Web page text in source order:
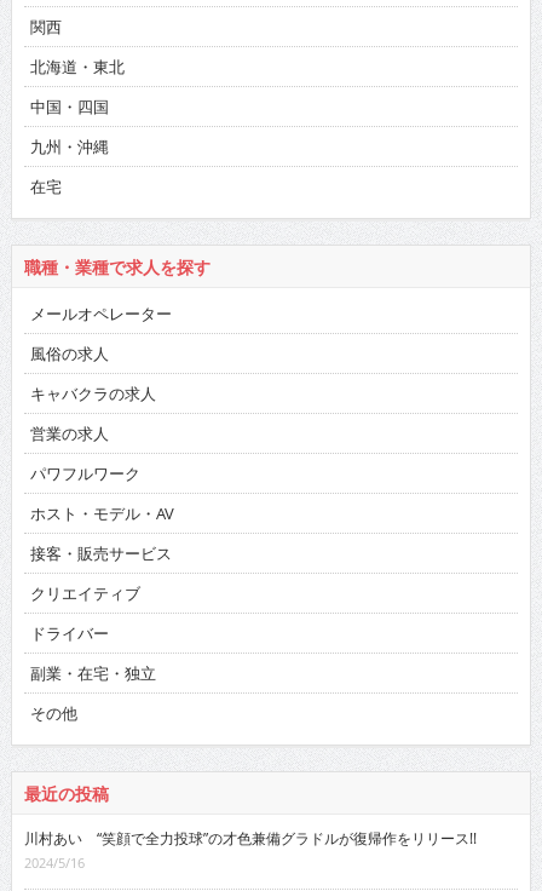
関西
北海道・東北
中国・四国
九州・沖縄
在宅
職種・業種で求人を探す
メールオペレーター
風俗の求人
キャバクラの求人
営業の求人
パワフルワーク
ホスト・モデル・AV
接客・販売サービス
クリエイティブ
ドライバー
副業・在宅・独立
その他
最近の投稿
川村あい “笑顔で全力投球”の才色兼備グラドルが復帰作をリリース!!
2024/5/16